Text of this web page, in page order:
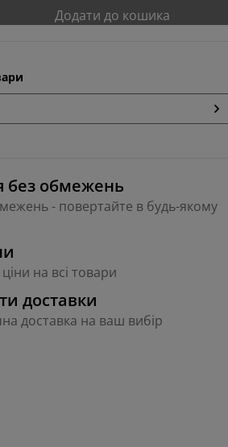
Додати до кошика
без обмежень
- повертайте в будь-якому
ціни на всі товари
доставки
доставка на ваш вибір